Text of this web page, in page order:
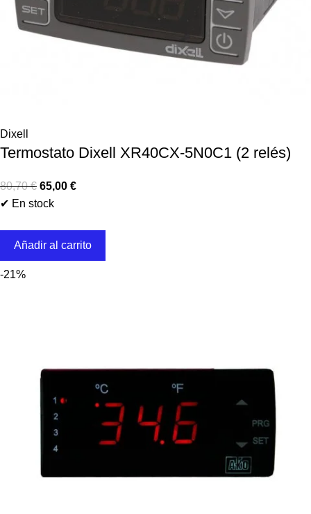
Dixell
Termostato Dixell XR40CX-5N0C1 (2 relés)
80,70€ 65,00 €
✔ En stock
Añadir al carrito
-21%